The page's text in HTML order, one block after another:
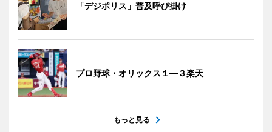
「デジポリス」普及呼び掛け
プロ野球・オリックス１―３楽天
もっと見る